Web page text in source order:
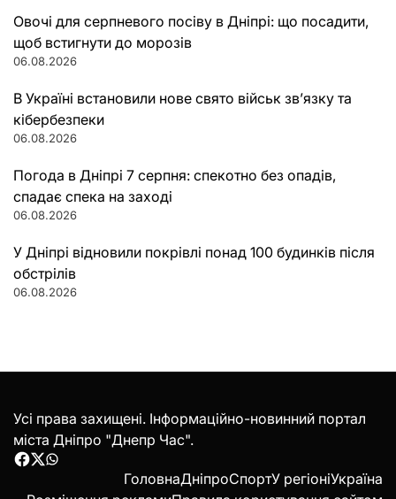
Овочі для серпневого посіву в Дніпрі: що посадити,
щоб встигнути до морозів
06.08.2026
В Україні встановили нове свято військ зв’язку та
кібербезпеки
06.08.2026
Погода в Дніпрі 7 серпня: спекотно без опадів,
спадає спека на заході
06.08.2026
У Дніпрі відновили покрівлі понад 100 будинків після
обстрілів
06.08.2026
Усі права захищені. Інформаційно-новинний портал
міста Дніпро "Днепр Час".
Facebook
Twitter
WhatsApp
ГоловнаДніпроСпортУ регіоніУкраїна